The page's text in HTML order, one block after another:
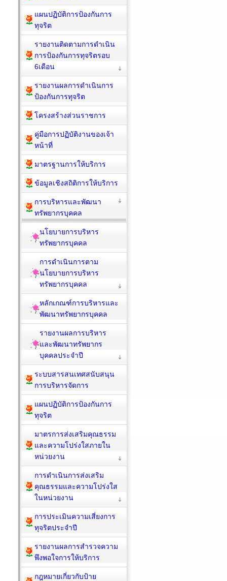
แผนปฏิบัติการป้องกันการ
ทุจริต
รายงานติดตามการดำเนิน
การป้องกันการทุจริตรอบ
6เดือน
รายงานผลการดำเนินการ
ป้องกันการทุจริต
โครงสร้างส่วนราชการ
คู่มือการปฏิบัติงานของเจ้า
หน้าที่
มาตรฐานการให้บริการ
ข้อมูลเชิงสถิติการให้บริการ
การบริหารและพัฒนา
ทรัพยากรบุคคล
นโยบายการบริหาร
ทรัพยากรบุคคล
การดำเนินการตาม
นโยบายการบริหาร
ทรัพยากรบุคคล
หลักเกณฑ์การบริหารและ
พัฒนาทรัพยากรบุคคล
รายงานผลการบริหาร
และพัฒนาทรัพยากร
บุคคลประจำปี
ระบบสารสนเทศสนับสนุน
การบริหารจัดการ
แผนปฏิบัติการป้องกันการ
ทุจริต
มาตรการส่งเสริมคุณธรรม
และความโปร่งใสภายใน
หน่วยงาน
การดำเนินการส่งเสริม
คุณธรรมและความโปร่งใส
ในหน่วยงาน
การประเมินความเสี่ยงการ
ทุจริตประจำปี
รายงานผลการสำรวจความ
พึงพอใจการให้บริการ
กฎหมายเกี่ยวกับป้าย